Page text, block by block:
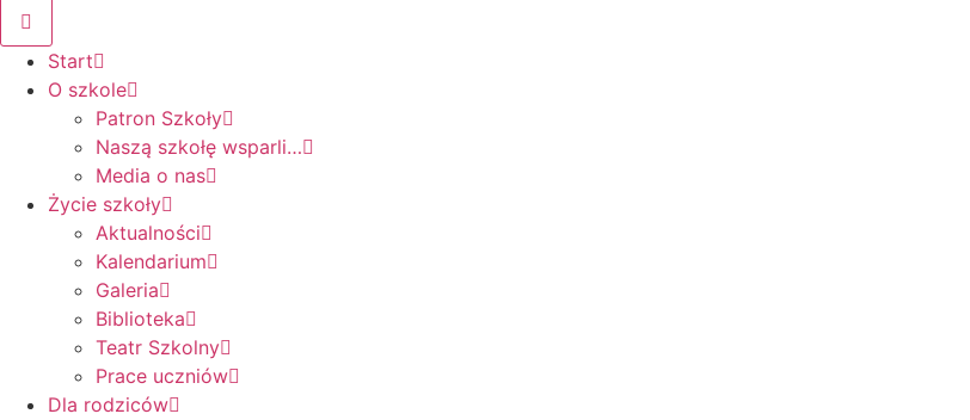
Start
O szkole
Patron Szkoły
Naszą szkołę wsparli…
Media o nas
Życie szkoły
Aktualności
Kalendarium
Galeria
Biblioteka
Teatr Szkolny
Prace uczniów
Dla rodziców